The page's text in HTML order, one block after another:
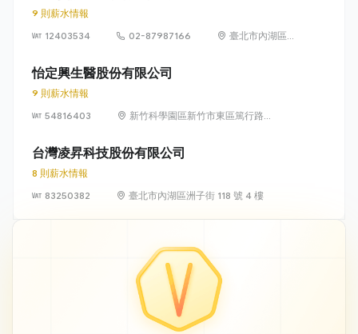
9 則薪水情報
12403534
02-87987166
臺北市內湖區瑞
怡定興生醫股份有限公司
9 則薪水情報
54816403
新竹科學園區新竹市東區篤行路6
台灣凌昇科技股份有限公司
8 則薪水情報
83250382
臺北市內湖區洲子街 118 號 4 樓